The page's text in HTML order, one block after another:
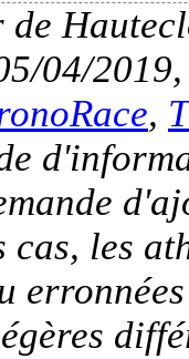
04/
,
les